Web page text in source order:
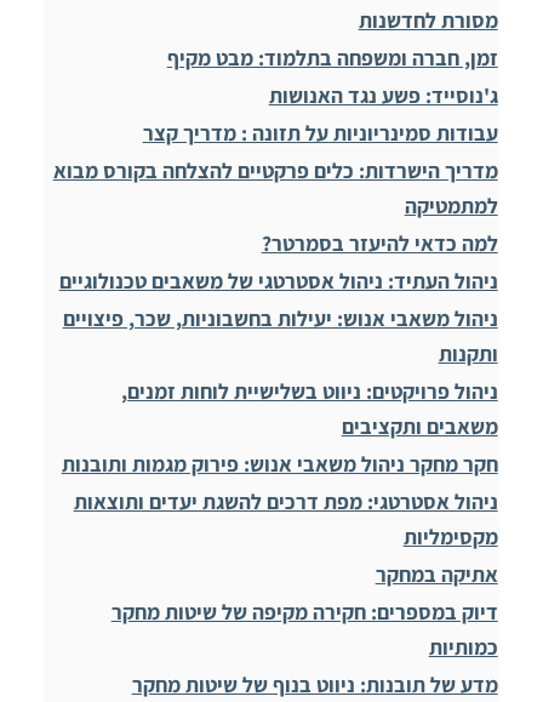
מסורת לחדשנות
זמן, חברה ומשפחה בתלמוד: מבט מקיף
ג'נוסייד: פשע נגד האנושות
עבודות סמינריוניות על תזונה : מדריך קצר
מדריך הישרדות: כלים פרקטיים להצלחה בקורס מבוא
למתמטיקה
למה כדאי להיעזר בסמרטר?
ניהול העתיד: ניהול אסטרטגי של משאבים טכנולוגיים
ניהול משאבי אנוש: יעילות בחשבוניות, שכר, פיצויים
ותקנות
ניהול פרויקטים: ניווט בשלישיית לוחות זמנים,
משאבים ותקציבים
חקר מחקר ניהול משאבי אנוש: פירוק מגמות ותובנות
ניהול אסטרטגי: מפת דרכים להשגת יעדים ותוצאות
מקסימליות
אתיקה במחקר
דיוק במספרים: חקירה מקיפה של שיטות מחקר
כמותיות
מדע של תובנות: ניווט בנוף של שיטות מחקר